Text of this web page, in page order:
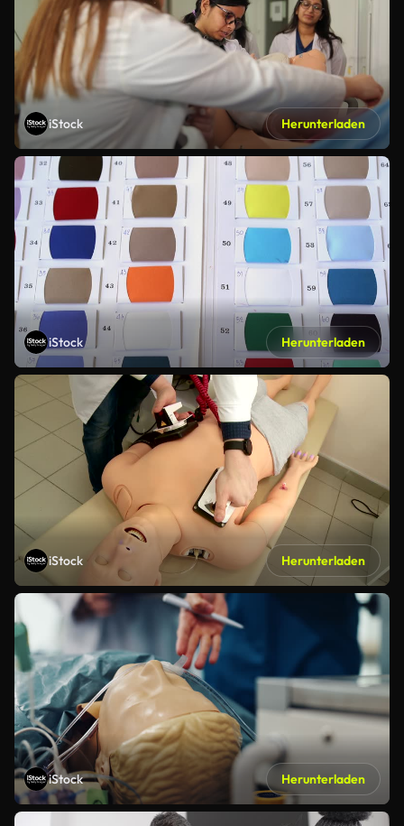
iStock Herunterladen
iStock Herunterladen
iStock Herunterladen
iStock Herunterladen